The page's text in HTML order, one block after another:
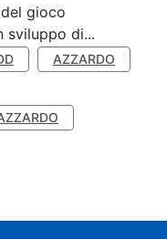
gioco
sviluppo di...
AZZARDO